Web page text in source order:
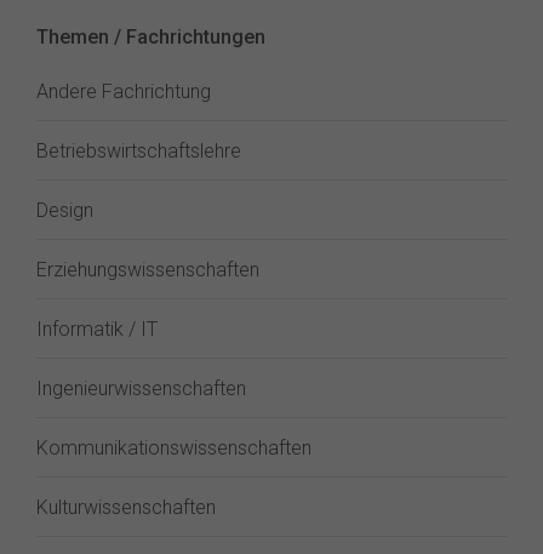
Themen / Fachrichtungen
Andere Fachrichtung
Betriebswirtschaftslehre
Design
Erziehungswissenschaften
Informatik / IT
Ingenieurwissenschaften
Kommunikationswissenschaften
Kulturwissenschaften